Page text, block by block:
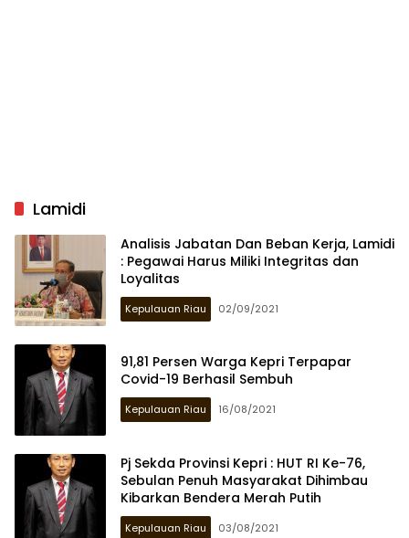
Lamidi
Analisis Jabatan Dan Beban Kerja, Lamidi
: Pegawai Harus Miliki Integritas dan
Loyalitas
Kepulauan Riau 02/09/2021
91,81 Persen Warga Kepri Terpapar
Covid-19 Berhasil Sembuh
Kepulauan Riau 16/08/2021
Pj Sekda Provinsi Kepri : HUT RI Ke-76,
Sebulan Penuh Masyarakat Dihimbau
Kibarkan Bendera Merah Putih
Kepulauan Riau 03/08/2021